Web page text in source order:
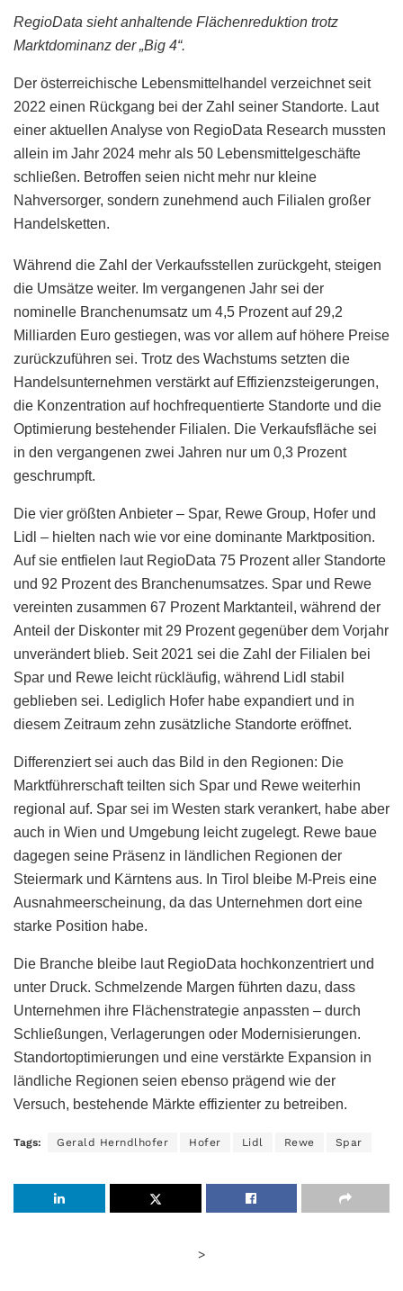
RegioData sieht anhaltende Flächenreduktion trotz
Marktdominanz der „Big 4“.
Der österreichische Lebensmittelhandel verzeichnet seit
2022 einen Rückgang bei der Zahl seiner Standorte. Laut
einer aktuellen Analyse von RegioData Research mussten
allein im Jahr 2024 mehr als 50 Lebensmittelgeschäfte
schließen. Betroffen seien nicht mehr nur kleine
Nahversorger, sondern zunehmend auch Filialen großer
Handelsketten.
Während die Zahl der Verkaufsstellen zurückgeht, steigen
die Umsätze weiter. Im vergangenen Jahr sei der
nominelle Branchenumsatz um 4,5 Prozent auf 29,2
Milliarden Euro gestiegen, was vor allem auf höhere Preise
zurückzuführen sei. Trotz des Wachstums setzten die
Handelsunternehmen verstärkt auf Effizienzsteigerungen,
die Konzentration auf hochfrequentierte Standorte und die
Optimierung bestehender Filialen. Die Verkaufsfläche sei
in den vergangenen zwei Jahren nur um 0,3 Prozent
geschrumpft.
Die vier größten Anbieter – Spar, Rewe Group, Hofer und
Lidl – hielten nach wie vor eine dominante Marktposition.
Auf sie entfielen laut RegioData 75 Prozent aller Standorte
und 92 Prozent des Branchenumsatzes. Spar und Rewe
vereinten zusammen 67 Prozent Marktanteil, während der
Anteil der Diskonter mit 29 Prozent gegenüber dem Vorjahr
unverändert blieb. Seit 2021 sei die Zahl der Filialen bei
Spar und Rewe leicht rückläufig, während Lidl stabil
geblieben sei. Lediglich Hofer habe expandiert und in
diesem Zeitraum zehn zusätzliche Standorte eröffnet.
Differenziert sei auch das Bild in den Regionen: Die
Marktführerschaft teilten sich Spar und Rewe weiterhin
regional auf. Spar sei im Westen stark verankert, habe aber
auch in Wien und Umgebung leicht zugelegt. Rewe baue
dagegen seine Präsenz in ländlichen Regionen der
Steiermark und Kärntens aus. In Tirol bleibe M-Preis eine
Ausnahmeerscheinung, da das Unternehmen dort eine
starke Position habe.
Die Branche bleibe laut RegioData hochkonzentriert und
unter Druck. Schmelzende Margen führten dazu, dass
Unternehmen ihre Flächenstrategie anpassten – durch
Schließungen, Verlagerungen oder Modernisierungen.
Standortoptimierungen und eine verstärkte Expansion in
ländliche Regionen seien ebenso prägend wie der
Versuch, bestehende Märkte effizienter zu betreiben.
Tags: Gerald Herndlhofer Hofer Lidl Rewe Spar
>